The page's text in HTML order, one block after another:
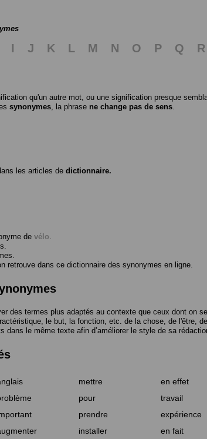
I J K L M N O P Q R
qu'un autre mot, ou une signification presque
synonymes , la phrase ne change pas de sens
les articles de dictionnaire.
de vélo
retrouve dans ce dictionnaire des synonymes en ligne.
des termes plus adaptés au contexte que ceux dont on
le but, la fonction, etc. de la chose, de l'être,
dans le même texte afin d’améliorer le style de sa
mettre en effet
pour travail
prendre expérience
installer en fait